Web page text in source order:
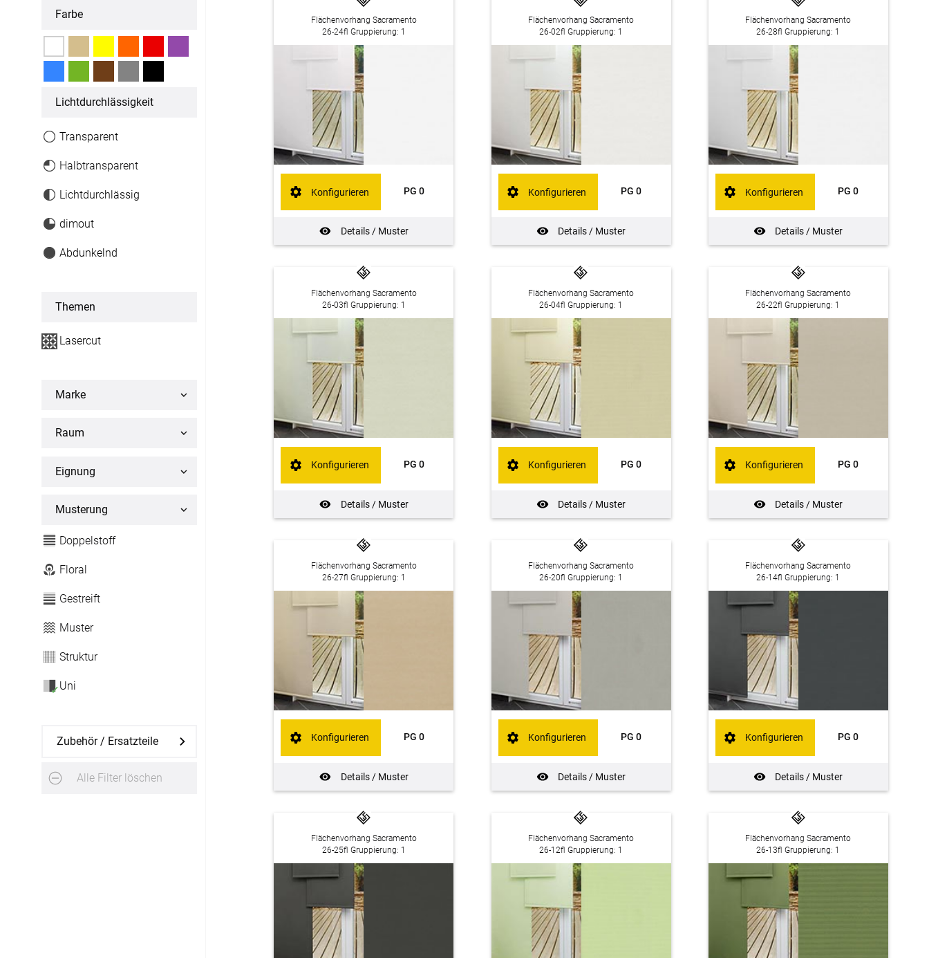
Raffrollo
Fertiggrößen
Gardinen
Lamellenvorhang
Farbe
Licht­durchlässigkeit
Transparent
Halbtransparent
Lichtdurchlässig
dimout
Abdunkelnd
Themen
Lasercut
Marke
Raum
Eignung
Musterung
Doppelstoff
Floral
Gestreift
Muster
Struktur
✓Uni
Zubehör / Ersatzteile
Alle Filter löschen
Flächenvorhang Sacramento
26-24fl Gruppierung: 1
PG 0
Details / Muster
Konfigurieren
Flächenvorhang Sacramento
26-02fl Gruppierung: 1
PG 0
Details / Muster
Konfigurieren
Flächenvorhang Sacramento
26-28fl Gruppierung: 1
PG 0
Details / Muster
Konfigurieren
Flächenvorhang Sacramento
26-03fl Gruppierung: 1
PG 0
Details / Muster
Konfigurieren
Flächenvorhang Sacramento
26-04fl Gruppierung: 1
PG 0
Details / Muster
Konfigurieren
Flächenvorhang Sacramento
26-22fl Gruppierung: 1
PG 0
Details / Muster
Konfigurieren
Flächenvorhang Sacramento
26-27fl Gruppierung: 1
PG 0
Details / Muster
Konfigurieren
Flächenvorhang Sacramento
26-20fl Gruppierung: 1
PG 0
Details / Muster
Konfigurieren
Flächenvorhang Sacramento
26-14fl Gruppierung: 1
PG 0
Details / Muster
Konfigurieren
Flächenvorhang Sacramento
26-25fl Gruppierung: 1
Flächenvorhang Sacramento
26-12fl Gruppierung: 1
Flächenvorhang Sacramento
26-13fl Gruppierung: 1